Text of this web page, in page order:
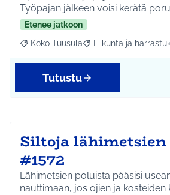
Työpajan jälkeen voisi kerätä
Etenee jatkoon
Rajaa tulokset aihepiirin mukaan: Koko
Koko Tuusula Rajaa tulokset
Liikunta ja
Tutustu
Siltoja
#1572
Lähimetsien poluista pääsisi
nauttimaan, jos ojien ja kosteiden